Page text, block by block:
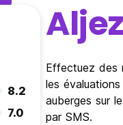
8.2
7.0
Effectuez des
les
auberges sur
par SMS.